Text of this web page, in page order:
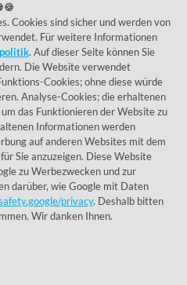
Cookies sind sicher und werden von
Für weitere Informationen
. Auf dieser Seite können Sie
Die Website verwendet
Cookies; ohne diese würde
Analyse-Cookies; die erhaltenen
das Funktionieren der Website zu
Informationen werden
auf anderen Websites mit dem
Sie anzuzeigen. Diese Website
zu Werbezwecken und zur
darüber, wie Google mit Daten
privacy. Deshalb bitten
Wir danken Ihnen.